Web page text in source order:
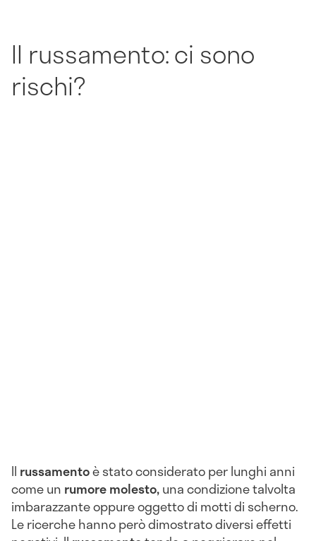
Il russamento: ci sono
rischi?
Il russamentoè stato considerato per lunghi anni
come un rumore molesto,una condizione talvolta
imbarazzante oppure oggetto di motti di scherno.
Le ricerche hanno però dimostrato diversi effetti